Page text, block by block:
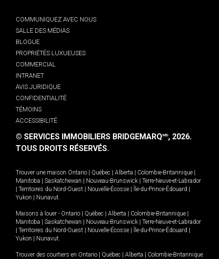
COMMUNIQUEZ AVEC NOUS
SALLE DES MÉDIAS
BLOGUE
PROPRIÉTÉS LUXUEUSES
COMMERCIAL
INTRANET
AVIS JURIDIQUE
CONFIDENTIALITÉ
TÉMOINS
ACCESSIBILITÉ
© SERVICES IMMOBILIERS BRIDGEMARQMD, 2026.
TOUS DROITS RÉSERVÉS.
Trouver une maison Ontario Québec Alberta Colombie-Britannique
Manitoba
Saskatchewan Nouveau-Brunswick
Terre-Neuve-et-Labrador
Territoires du Nord-Ouest Nouvelle-Écosse Île-du-Prince-Édouard
Yukon
Nunavut.
Maisons à louer - Ontario Québec Alberta Colombie-Britannique
Manitoba
Saskatchewan Nouveau-Brunswick
Terre-Neuve-et-Labrador
Territoires du Nord-Ouest Nouvelle-Écosse Île-du-Prince-Édouard
Yukon
Nunavut.
Trouver des courtiers en Ontario Québec Alberta
Colombie-Britannique